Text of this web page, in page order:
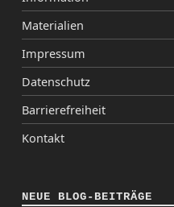
Materialien
Impressum
Datenschutz
Barrierefreiheit
Kontakt
NEUE BLOG-BEITRÄGE